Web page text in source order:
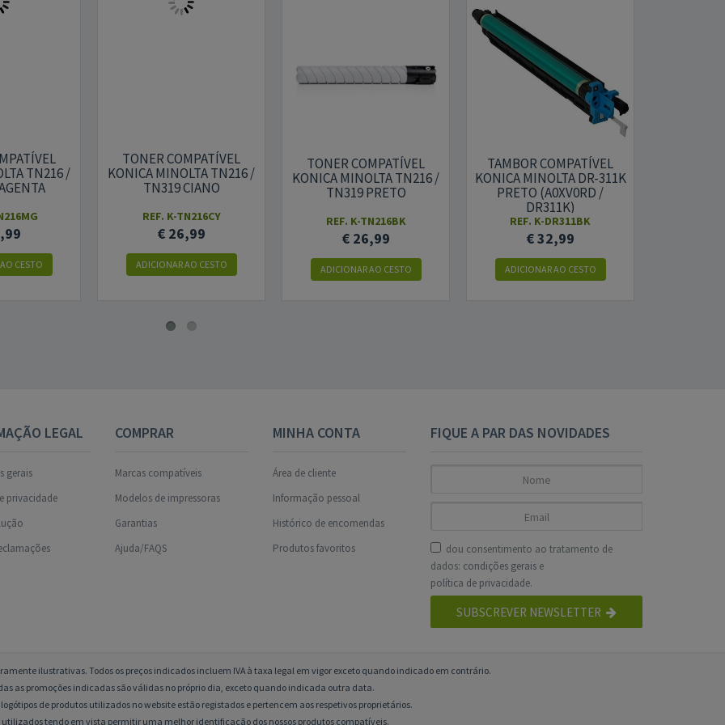
TN216 /
CESTO
TONER COMPATÍVEL
KONICA MINOLTA TN216 /
TN319 CIANO
REF. K-TN216CY
€ 26,99
ADICIONAR AO CESTO
TONER COMPATÍVEL
KONICA MINOLTA TN216 /
TN319 PRETO
REF. K-TN216BK
€ 26,99
ADICIONAR AO CESTO
TAMBOR COMPATÍVEL
KONICA MINOLTA DR-311K
PRETO (A0XV0RD /
DR311K)
REF. K-DR311BK
€ 32,99
ADICIONAR AO CESTO
LEGAL
gerais
privacidade
COMPRAR
Marcas compatíveis
Modelos de impressoras
Garantias
Ajuda/FAQS
MINHA CONTA
Área de cliente
Informação pessoal
Histórico de encomendas
Produtos favoritos
FIQUE A PAR DAS NOVIDADES
dou consentimento ao tratamento de
dados: condições geraise
política de privacidade.
SUBSCREVER NEWSLETTER
ilustrativas. Todos os preços indicados incluem IVA à taxa legal em vigor exceto quando indicado em contrário.
as promoções indicadas são válidas no próprio dia, exceto quando indicada outra data.
de produtos utilizados no website estão registados e pertencem aos respetivos proprietários.
utilizados tendo em vista permitir uma melhor identificação dos nossos produtos compatíveis.